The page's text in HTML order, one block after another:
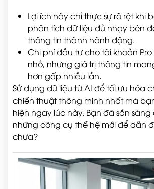
Lợi ích này chỉ thực sự rõ rệt khi
phân tích dữ liệu đủ nhạy bén
thông tin thành hành động.
Chi phí đầu tư cho tài khoản
nhỏ, nhưng giá trị thông tin
hơn gấp nhiều lần.
Sử dụng dữ liệu từ AI để tối ưu hóa
chiến thuật thông minh nhất mà
hiện ngay lúc này. Bạn đã sẵn
những công cụ thế hệ mới để dẫn
chưa?